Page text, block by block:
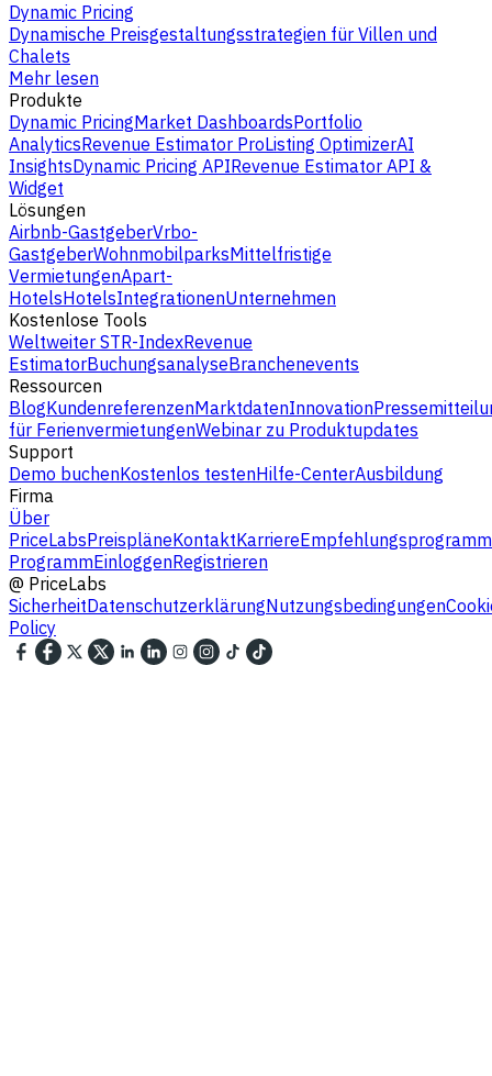
Dynamic Pricing
Dynamische Preisgestaltungsstrategien für Villen und
Chalets
Mehr lesen
Produkte
Dynamic PricingMarket DashboardsPortfolio
AnalyticsRevenue Estimator ProListing OptimizerAI
InsightsDynamic Pricing APIRevenue Estimator API &
Widget
Lösungen
Airbnb-GastgeberVrbo-
GastgeberWohnmobilparksMittelfristige
VermietungenApart-
HotelsHotelsIntegrationenUnternehmen
Kostenlose Tools
Weltweiter STR-IndexRevenue
EstimatorBuchungsanalyseBranchenevents
Ressourcen
BlogKundenreferenzenMarktdatenInnovation
für FerienvermietungenWebinar zu Produktupdates
Support
Demo buchenKostenlos testenHilfe-CenterAusbildung
Firma
Über
PriceLabsPreispläneKontaktKarriereEmpfehlungsprogramm
ProgrammEinloggenRegistrieren
@ PriceLabs
SicherheitDatenschutzerklärungNutzungsbedingungen
Policy